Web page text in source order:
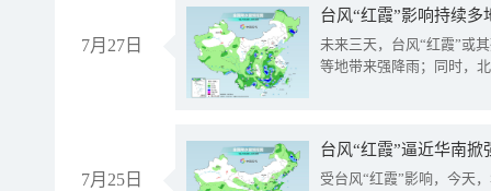
7月27日
台风“红霞”影响持续
未来三天，台风“红霞”或
等地带来强降雨；同时，
7月25日
台风“红霞”逼近华南
受台风“红霞”影响，今天